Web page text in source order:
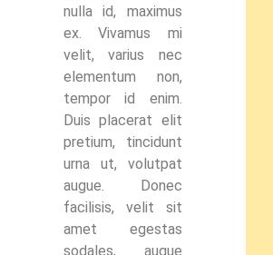
nulla id, maximus
ex. Vivamus mi
velit, varius nec
elementum non,
tempor id enim.
Duis placerat elit
pretium, tincidunt
urna ut, volutpat
augue. Donec
facilisis, velit sit
amet egestas
sodales, augue